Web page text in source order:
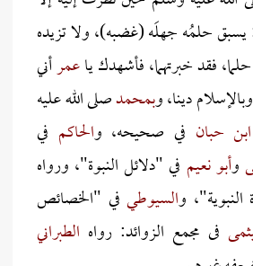
يسبق حلمُه جهلَه (غضبه)، ولا تزيده
فقد خبرتهما، فأشهدك ياعمرأني
دينا، وبمحمدصلى الله عليه
ابن حبان في صحيحه، والحاكم في
وأبو نعيم في "دلائل النبوة"، ورواه
والسيوطيفي "الخصائص
فى مجمع الزوائد: رواه الطبراني